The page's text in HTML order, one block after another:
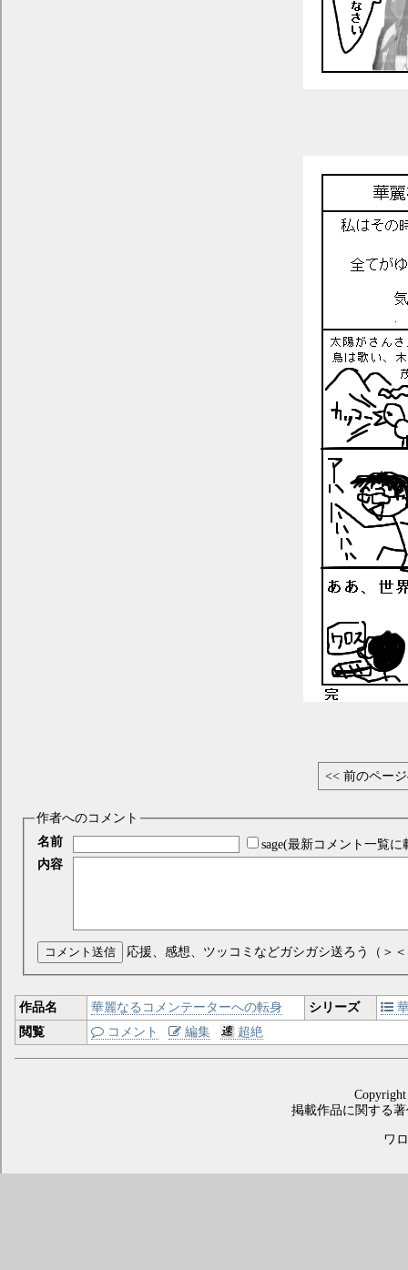
<< 前のペー
作者へのコメント
名前
sage(最新コメント一覧に
内容
コメント送信 応援、感想、ツッコミなどガシガシ送ろう（＞
作品名 華麗なるコメンテーターへの転身 シリーズ
閲覧
コメント 編集 超絶
掲載作品に関する
ワ